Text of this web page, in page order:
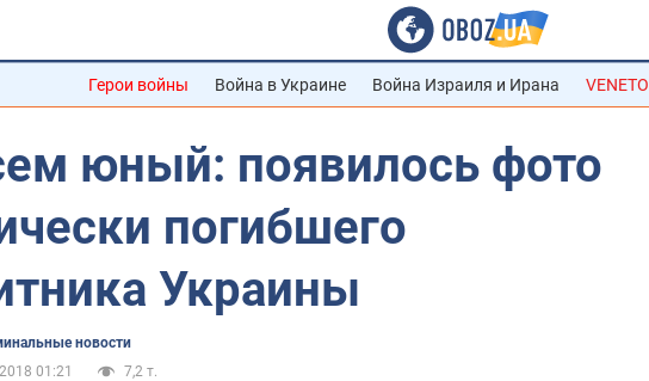
Герои войны Война в Украине Война Израиля и Ирана VENETO
юный: появилось фото
погибшего
Украины
новости
01:21
7,2 т.